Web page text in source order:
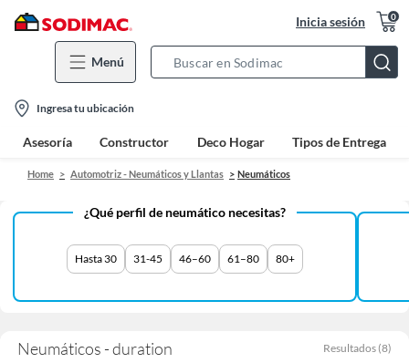
Inicia sesión 0
Menú
Bar
location-
icon
Ingresa tu ubicación
Asesoría Constructor Deco Hogar Tipos de Entrega
Home Automotriz - Neumáticos y Llantas Neumáticos
¿Qué perfil de neumático necesitas?
Hasta 30 31-45 46–60 61–80 80+
Neumáticos - duration Resultados (8)